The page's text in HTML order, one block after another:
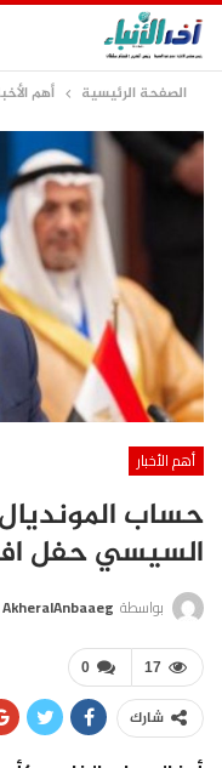
الصفحة الرئيسية أهم
أهم الأخبار
حساب
السيسي حفل
بواسطة AkheralAnbaaeg
0 17
شارك